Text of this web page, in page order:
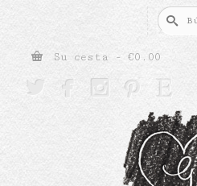
Buscar
por:
Su cesta - €0.00
    